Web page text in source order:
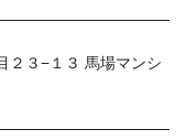
２３−１３ 馬場マンシ